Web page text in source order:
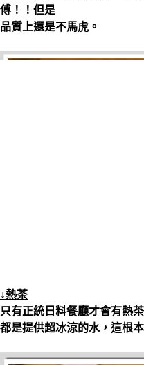
傅！！但是
品質上還是不馬虎。
↓熱茶
只有正統日料餐廳才會有熱
都是提供超冰涼的水，這根